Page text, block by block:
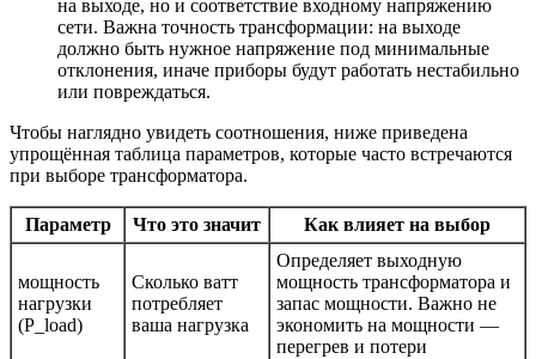
на выходе, но и соответствие входному напряжению
сети. Важна точность трансформации: на выходе
должно быть нужное напряжение под минимальные
отклонения, иначе приборы будут работать нестабильно
или повреждаться.
Чтобы наглядно увидеть соотношения, ниже приведена
упрощённая таблица параметров, которые часто встречаются
при выборе трансформатора.
Параметр Что это значит Как влияет на выбор
мощность
нагрузки
(P_load)
Сколько ватт
потребляет
ваша нагрузка
Определяет выходную
мощность трансформатора и
запас мощности. Важно не
экономить на мощности —
перегрев и потери